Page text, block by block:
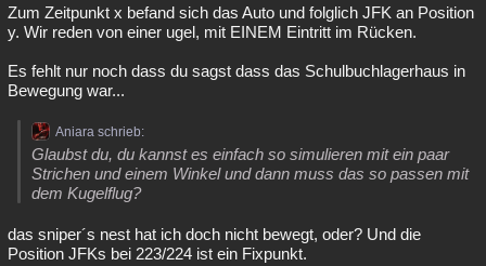
Zum Zeitpunkt x befand sich das Auto und folglich JFK an Position
y. Wir reden von einer ugel, mit EINEM Eintritt im Rücken.
Es fehlt nur noch dass du sagst dass das Schulbuchlagerhaus in
Bewegung war...
Aniara schrieb:
Glaubst du, du kannst es einfach so simulieren mit ein paar
Strichen und einem Winkel und dann muss das so passen mit
dem Kugelflug?
das sniper´s nest hat ich doch nicht bewegt, oder? Und die
Position JFKs bei 223/224 ist ein Fixpunkt.